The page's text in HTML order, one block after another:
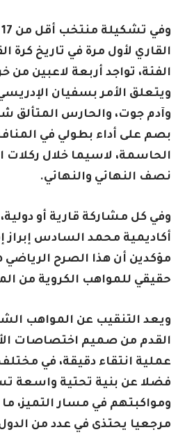
القاري لأول مرة في تاريخ كرة
الفئة، تواجد أربعة لاعبين من
ويتعلق الأمر بسفيان
وآدم جوت، والحارس المتألق
بصم على أداء بطولي في
الحاسمة، لاسيما خلال ركلات
نصف النهائي والنهائي.
وفي كل مشاركة قارية أو
أكاديمية محمد السادس إبراز
مؤكدين أن هذا الصرح
حقيقي للمواهب الكروية من
ويعد التنقيب عن المواهب
القدم من صميم اختصاصات
عملية انتقاء دقيقة، في
فضلا عن بنية تحتية واسعة
ومواكبتهم في مسار التميز،
مرجعيا يحتذى في عدد من